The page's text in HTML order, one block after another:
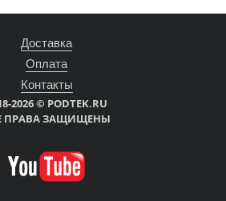
Доставка
Оплата
Контакты
2026 © PODTEK.RU
ПРАВА ЗАЩИЩЕНЫ